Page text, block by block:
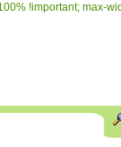
!important;